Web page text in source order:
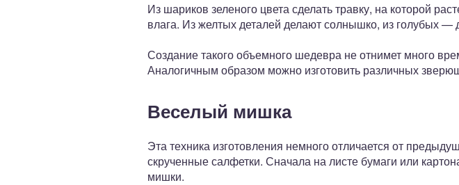
Из шариков зеленого цвета сделать травку, на которой
влага. Из желтых деталей делают солнышко, из голубых
Создание такого объемного шедевра не отнимет много
Аналогичным образом можно изготовить различных
Веселый мишка
Эта техника изготовления немного отличается от
скрученные салфетки. Сначала на листе бумаги или
мишки.